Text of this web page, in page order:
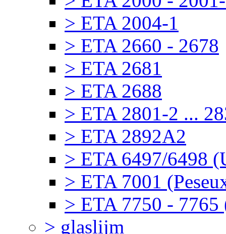
> ETA 2004-1
> ETA 2660 - 2678
> ETA 2681
> ETA 2688
> ETA 2801-2 ...
> ETA 2892A2
> ETA 6497/6498
> ETA 7001
> ETA 7750 -
> glaslijm